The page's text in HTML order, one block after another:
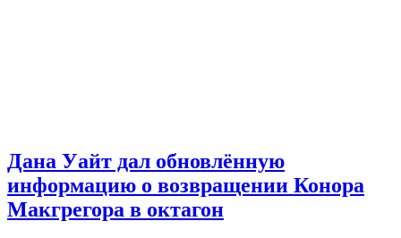
Дана Уайт дал обновлённую
информацию о возвращении Конора
Макгрегора в октагон